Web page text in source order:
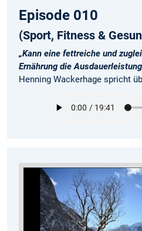
Episode 010
(Sport, Fitness &
„Kann eine fettreiche und
Ernährung die
Henning Wackerhage spricht